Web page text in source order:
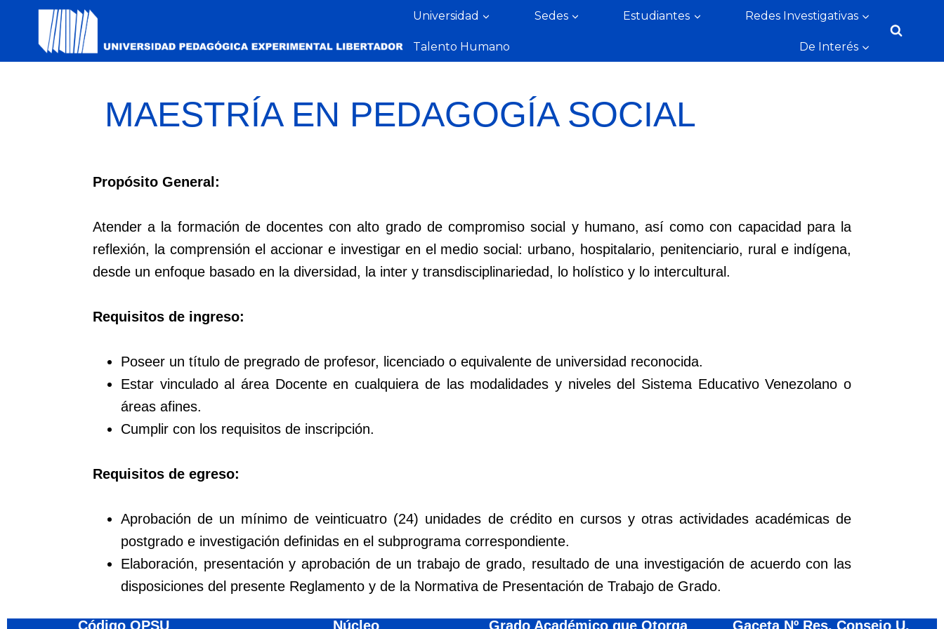
Universidad Sedes Estudiantes Redes Investigativas
Talento Humano De Interés
MAESTRÍA EN PEDAGOGÍA SOCIAL
Propósito General:
Atender a la formación de docentes con alto grado de compromiso social y humano, así como con capacidad para la
reflexión, la comprensión el accionar e investigar en el medio social: urbano, hospitalario, penitenciario, rural e indígena,
desde un enfoque basado en la diversidad, la inter y transdisciplinariedad, lo holístico y lo intercultural.
Requisitos de ingreso:
Poseer un título de pregrado de profesor, licenciado o equivalente de universidad reconocida.
Estar vinculado al área Docente en cualquiera de las modalidades y niveles del Sistema Educativo Venezolano o
áreas afines.
Cumplir con los requisitos de inscripción.
Requisitos de egreso:
Aprobación de un mínimo de veinticuatro (24) unidades de crédito en cursos y otras actividades académicas de
postgrado e investigación definidas en el subprograma correspondiente.
Elaboración, presentación y aprobación de un trabajo de grado, resultado de una investigación de acuerdo con las
disposiciones del presente Reglamento y de la Normativa de Presentación de Trabajo de Grado.
Código OPSU Núcleo Grado Académico que Otorga Gaceta Nº Res. Consejo U.